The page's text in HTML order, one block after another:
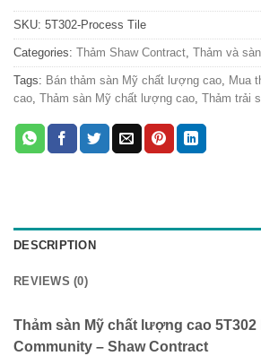
SKU: 5T302-Process Tile
Categories: Thảm Shaw Contract, Thảm và
Tags: Bán thảm sàn Mỹ chất lượng cao, Mua
cao, Thảm sàn Mỹ chất lượng cao, Thảm trải
DESCRIPTION
REVIEWS (0)
Thảm sàn Mỹ chất lượng cao 5T302
Community – Shaw Contract